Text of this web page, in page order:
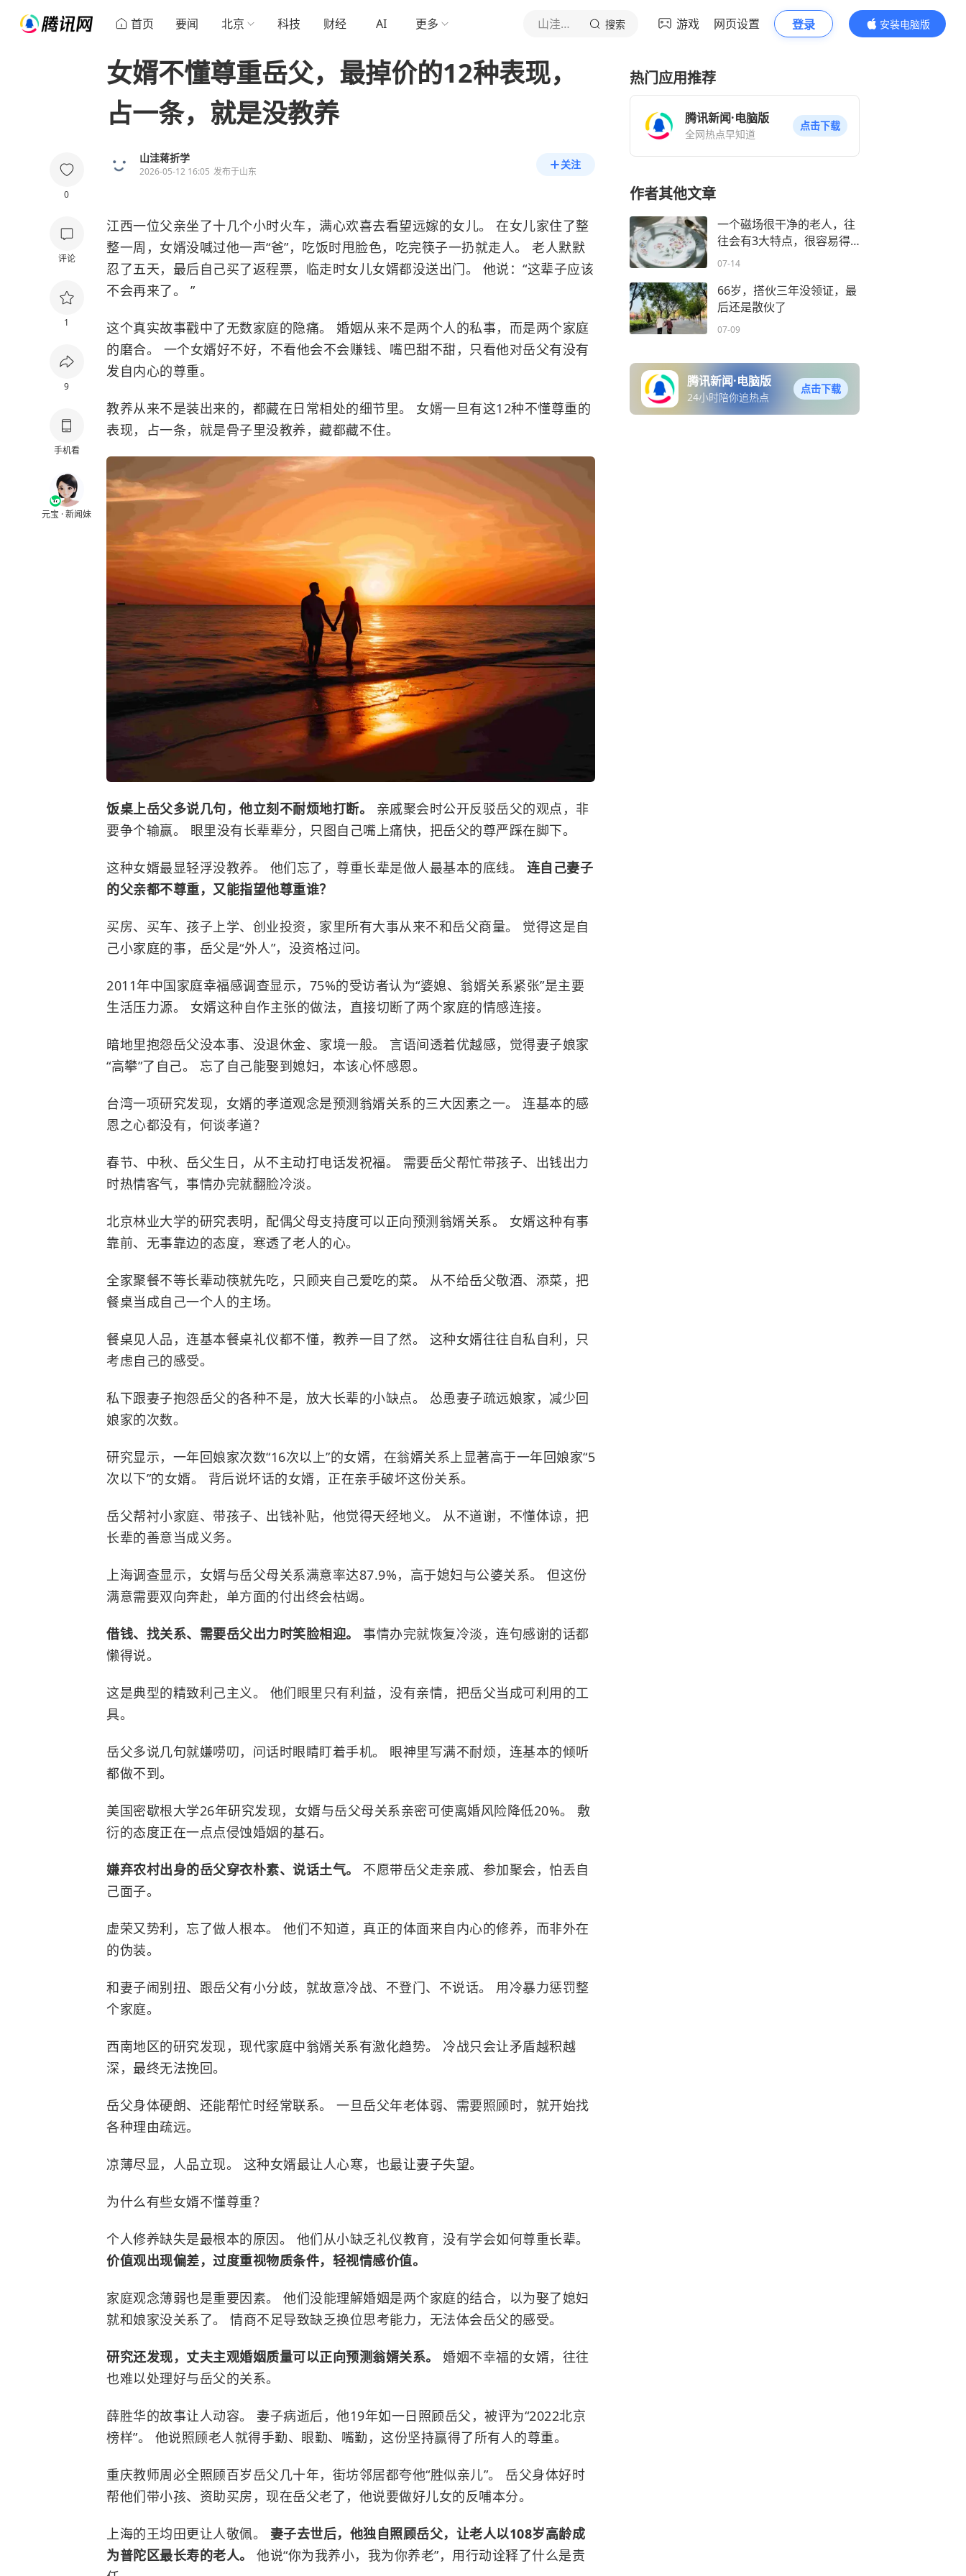
首页 要闻 北京 科技 财经 AI 更多 山洼蒋折学 搜索 游戏 网页设置 登录
安装电脑版
内容更精彩
0
评论
1
9
手机看
元宝 · 新闻妹
女婿不懂尊重岳父，最掉价的12种表现，
占一条，就是没教养
山洼蒋折学
2026-05-12 16:05 发布于山东
关注
江西一位父亲坐了十几个小时火车，满心欢喜去看望远嫁的女儿。 在女儿家住了整
整一周，女婿没喊过他一声“爸”，吃饭时甩脸色，吃完筷子一扔就走人。 老人默默
忍了五天，最后自己买了返程票，临走时女儿女婿都没送出门。 他说：“这辈子应该
不会再来了。 ”
这个真实故事戳中了无数家庭的隐痛。 婚姻从来不是两个人的私事，而是两个家庭
的磨合。 一个女婿好不好，不看他会不会赚钱、嘴巴甜不甜，只看他对岳父有没有
发自内心的尊重。
教养从来不是装出来的，都藏在日常相处的细节里。 女婿一旦有这12种不懂尊重的
表现，占一条，就是骨子里没教养，藏都藏不住。
饭桌上岳父多说几句，他立刻不耐烦地打断。 亲戚聚会时公开反驳岳父的观点，非
要争个输赢。 眼里没有长辈辈分，只图自己嘴上痛快，把岳父的尊严踩在脚下。
这种女婿最显轻浮没教养。 他们忘了，尊重长辈是做人最基本的底线。 连自己妻子
的父亲都不尊重，又能指望他尊重谁？
买房、买车、孩子上学、创业投资，家里所有大事从来不和岳父商量。 觉得这是自
己小家庭的事，岳父是“外人”，没资格过问。
2011年中国家庭幸福感调查显示，75%的受访者认为“婆媳、翁婿关系紧张”是主要
生活压力源。 女婿这种自作主张的做法，直接切断了两个家庭的情感连接。
暗地里抱怨岳父没本事、没退休金、家境一般。 言语间透着优越感，觉得妻子娘家
“高攀”了自己。 忘了自己能娶到媳妇，本该心怀感恩。
台湾一项研究发现，女婿的孝道观念是预测翁婿关系的三大因素之一。 连基本的感
恩之心都没有，何谈孝道？
春节、中秋、岳父生日，从不主动打电话发祝福。 需要岳父帮忙带孩子、出钱出力
时热情客气，事情办完就翻脸冷淡。
北京林业大学的研究表明，配偶父母支持度可以正向预测翁婿关系。 女婿这种有事
靠前、无事靠边的态度，寒透了老人的心。
全家聚餐不等长辈动筷就先吃，只顾夹自己爱吃的菜。 从不给岳父敬酒、添菜，把
餐桌当成自己一个人的主场。
餐桌见人品，连基本餐桌礼仪都不懂，教养一目了然。 这种女婿往往自私自利，只
考虑自己的感受。
私下跟妻子抱怨岳父的各种不是，放大长辈的小缺点。 怂恿妻子疏远娘家，减少回
娘家的次数。
研究显示，一年回娘家次数“16次以上”的女婿，在翁婿关系上显著高于一年回娘家“5
次以下”的女婿。 背后说坏话的女婿，正在亲手破坏这份关系。
岳父帮衬小家庭、带孩子、出钱补贴，他觉得天经地义。 从不道谢，不懂体谅，把
长辈的善意当成义务。
上海调查显示，女婿与岳父母关系满意率达87.9%，高于媳妇与公婆关系。 但这份
满意需要双向奔赴，单方面的付出终会枯竭。
借钱、找关系、需要岳父出力时笑脸相迎。 事情办完就恢复冷淡，连句感谢的话都
懒得说。
这是典型的精致利己主义。 他们眼里只有利益，没有亲情，把岳父当成可利用的工
具。
岳父多说几句就嫌唠叨，问话时眼睛盯着手机。 眼神里写满不耐烦，连基本的倾听
都做不到。
美国密歇根大学26年研究发现，女婿与岳父母关系亲密可使离婚风险降低20%。 敷
衍的态度正在一点点侵蚀婚姻的基石。
嫌弃农村出身的岳父穿衣朴素、说话土气。 不愿带岳父走亲戚、参加聚会，怕丢自
己面子。
虚荣又势利，忘了做人根本。 他们不知道，真正的体面来自内心的修养，而非外在
的伪装。
和妻子闹别扭、跟岳父有小分歧，就故意冷战、不登门、不说话。 用冷暴力惩罚整
个家庭。
西南地区的研究发现，现代家庭中翁婿关系有激化趋势。 冷战只会让矛盾越积越
深，最终无法挽回。
岳父身体硬朗、还能帮忙时经常联系。 一旦岳父年老体弱、需要照顾时，就开始找
各种理由疏远。
凉薄尽显，人品立现。 这种女婿最让人心寒，也最让妻子失望。
为什么有些女婿不懂尊重？
个人修养缺失是最根本的原因。 他们从小缺乏礼仪教育，没有学会如何尊重长辈。
价值观出现偏差，过度重视物质条件，轻视情感价值。
家庭观念薄弱也是重要因素。 他们没能理解婚姻是两个家庭的结合，以为娶了媳妇
就和娘家没关系了。 情商不足导致缺乏换位思考能力，无法体会岳父的感受。
研究还发现，丈夫主观婚姻质量可以正向预测翁婿关系。 婚姻不幸福的女婿，往往
也难以处理好与岳父的关系。
薛胜华的故事让人动容。 妻子病逝后，他19年如一日照顾岳父，被评为“2022北京
榜样”。 他说照顾老人就得手勤、眼勤、嘴勤，这份坚持赢得了所有人的尊重。
重庆教师周必全照顾百岁岳父几十年，街坊邻居都夸他“胜似亲儿”。 岳父身体好时
帮他们带小孩、资助买房，现在岳父老了，他说要做好儿女的反哺本分。
上海的王均田更让人敬佩。 妻子去世后，他独自照顾岳父，让老人以108岁高龄成
为普陀区最长寿的老人。 他说“你为我养小，我为你养老”，用行动诠释了什么是责
热门应用推荐
腾讯新闻·电脑版
全网热点早知道
点击下载
作者其他文章
一个磁场很干净的老人，往
往会有3大特点，很容易得
到儿女善待
07-14
66岁，搭伙三年没领证，最
后还是散伙了
07-09
腾讯新闻·电脑版
24小时陪你追热点
点击下载